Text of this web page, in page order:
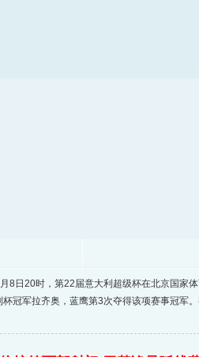
8日20时，第22届意大利超级杯在北京国家
冠军拉齐奥，蓝鹰第3次夺得该项赛事冠军